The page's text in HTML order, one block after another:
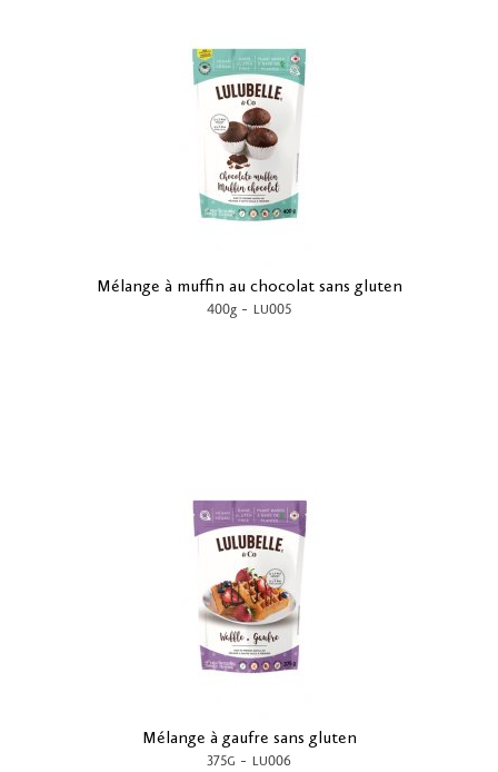
Mélange à muffin au chocolat sans gluten
400g - LU005
Mélange à gaufre sans gluten
375G - LU006